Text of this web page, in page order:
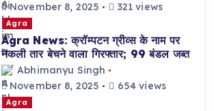
November 8, 2025
321 views
Agra
Agra News: क्रॉम्पटन ग्रीव्स के नाम पर
नकली तार बेचने वाला गिरफ्तार; 99 बंडल जब्त
Abhimanyu Singh
November 8, 2025
654 views
Agra